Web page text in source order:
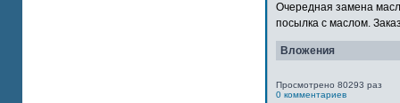
Очередная замена
посылка с маслом.
Вложения
Просмотрено 80293 раз
0 комментариев